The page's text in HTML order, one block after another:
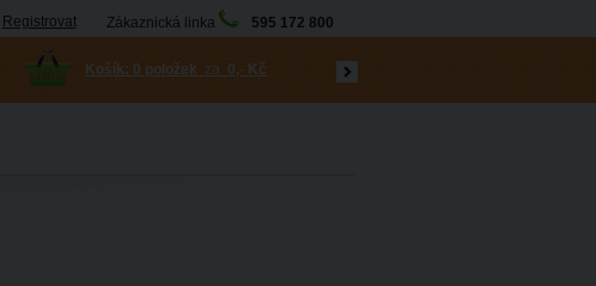
Registrovat Zákaznická linka 595 172 800
Košík: 0 položek za 0,- Kč